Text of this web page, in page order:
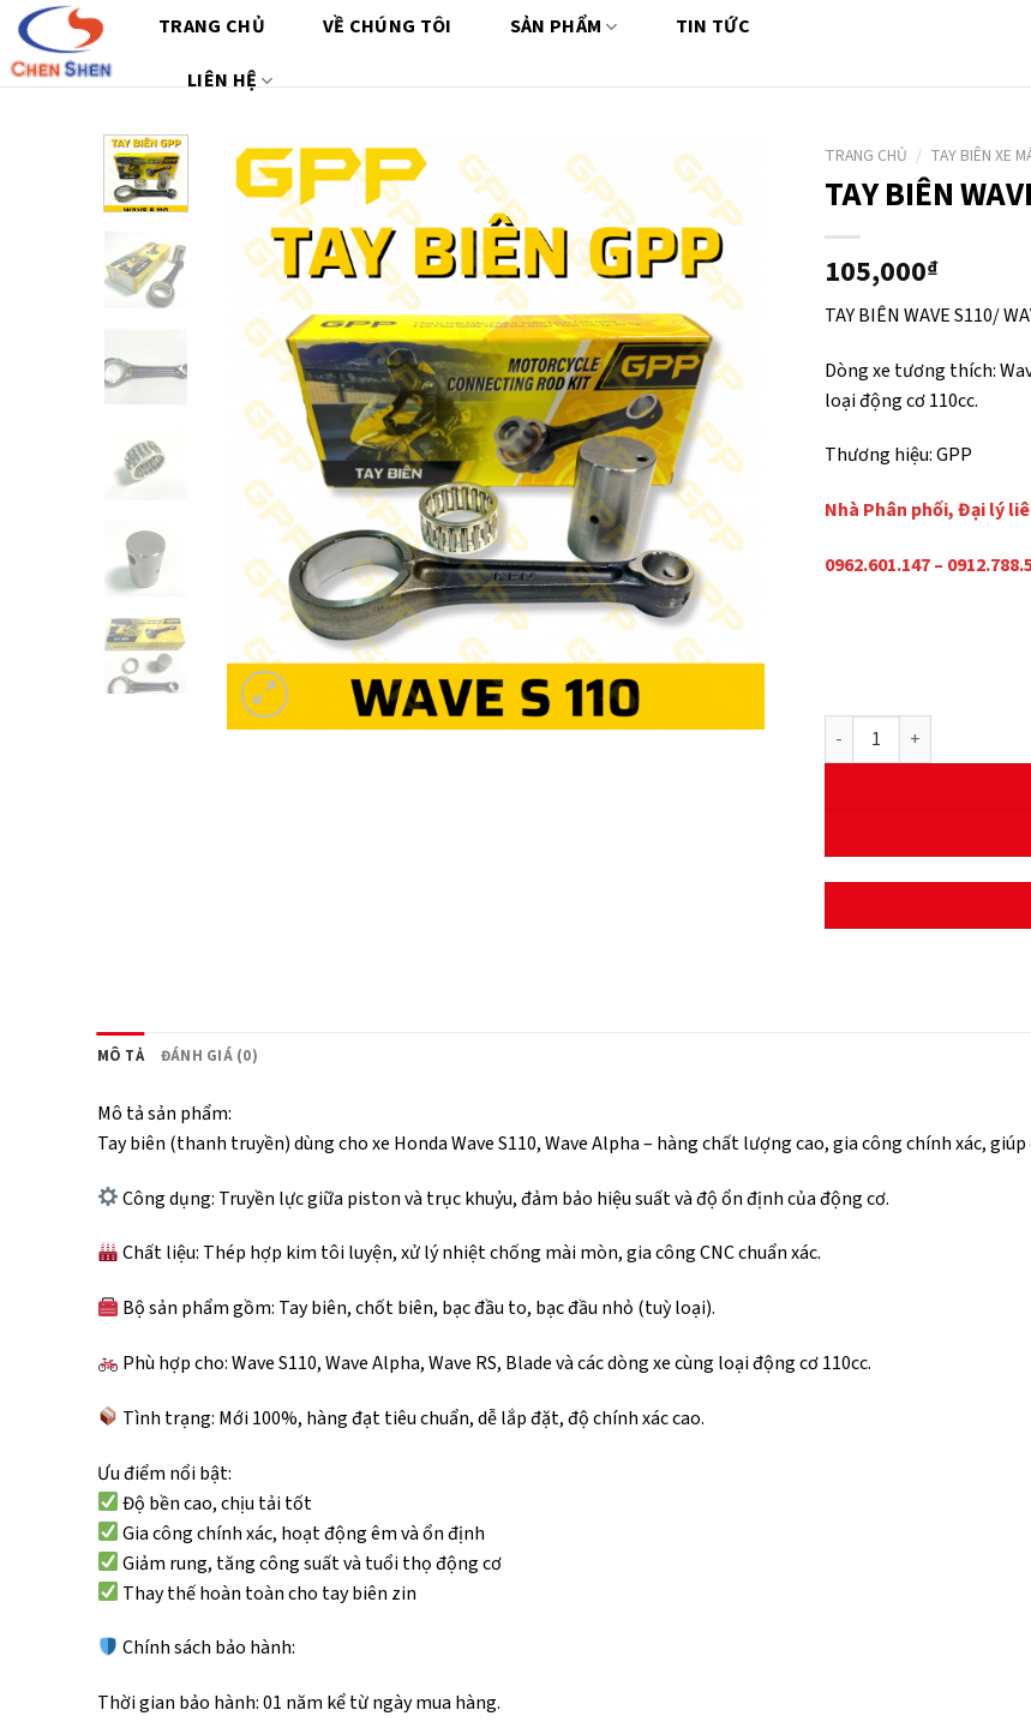
Chuyển
đến
nội
TRANG CHỦ VỀ CHÚNG TÔI SẢN PHẨM TIN TỨC
LIÊN HỆ
TRANG CHỦ / TAY BIÊN XE
TAY BIÊN
105,000₫
TAY BIÊN WAVE S110/
Dòng xe tương thích:
loại động cơ 110cc.
Thương hiệu: GPP
Nhà Phân phối, Đại lý
0962.601.147 –
TAY BIÊN WAVE S 110/
MÔ TẢ ĐÁNH GIÁ (0)
Mô tả sản phẩm:
Tay biên (thanh truyền) dùng cho xe Honda Wave S110, Wave Alpha – hàng chất lượng cao, gia công chính xác,
Công dụng: Truyền lực giữa piston và trục khuỷu, đảm bảo hiệu suất và độ ổn định của động cơ.
Chất liệu: Thép hợp kim tôi luyện, xử lý nhiệt chống mài mòn, gia công CNC chuẩn xác.
Bộ sản phẩm gồm: Tay biên, chốt biên, bạc đầu to, bạc đầu nhỏ (tuỳ loại).
Phù hợp cho: Wave S110, Wave Alpha, Wave RS, Blade và các dòng xe cùng loại động cơ 110cc.
Tình trạng: Mới 100%, hàng đạt tiêu chuẩn, dễ lắp đặt, độ chính xác cao.
Ưu điểm nổi bật:
Độ bền cao, chịu tải tốt
Gia công chính xác, hoạt động êm và ổn định
Giảm rung, tăng công suất và tuổi thọ động cơ
Thay thế hoàn toàn cho tay biên zin
Chính sách bảo hành:
Thời gian bảo hành: 01 năm kể từ ngày mua hàng.